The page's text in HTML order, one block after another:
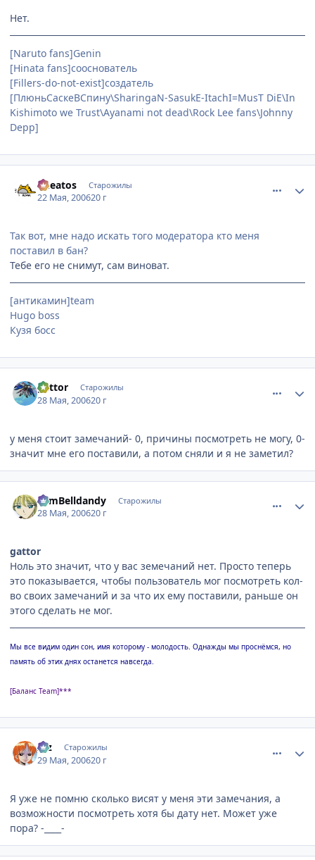
Нет.
[Naruto fans]Genin
[Hinata fans]сооснователь
[Fillers-do-not-exist]создатель
[ПлюньСаскеВСпину\SharingaN-SasukE-ItachI=MusT DiE\In
Kishimoto we Trust\Ayanami not dead\Rock Lee fans\Johnny
Depp]
Cheatos Старожилы
22 Мая, 200620 г
Так вот, мне надо искать того модератора кто меня
поставил в бан?
Тебе его не снимут, сам виноват.
[антикамин]team
Hugo boss
Кузя босс
gattor Старожилы
28 Мая, 200620 г
у меня стоит замечаний- 0, причины посмотреть не могу, 0-
значит мне его поставили, а потом сняли и я не заметил?
TomBelldandy Старожилы
28 Мая, 200620 г
gattor
Ноль это значит, что у вас земечаний нет. Просто теперь
это показывается, чтобы пользователь мог посмотреть кол-
во своих замечаний и за что их ему поставили, раньше он
этого сделать не мог.
Мы все видим один сон, имя которому - молодость. Однажды мы проснёмся, но
память об этих днях останется навсегда.
[Баланс Team]***
Alz Старожилы
29 Мая, 200620 г
Я уже не помню сколько висят у меня эти замечания, а
возможности посмотреть хотя бы дату нет. Может уже
пора? -____-